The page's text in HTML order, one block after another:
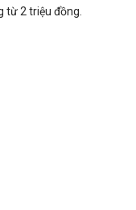
từ 2 triệu đồng.